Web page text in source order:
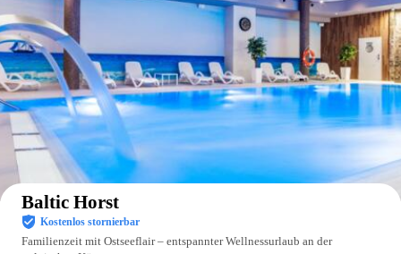
Baltic Horst
Kostenlos stornierbar
Familienzeit mit Ostseeflair – entspannter Wellnessurlaub an der